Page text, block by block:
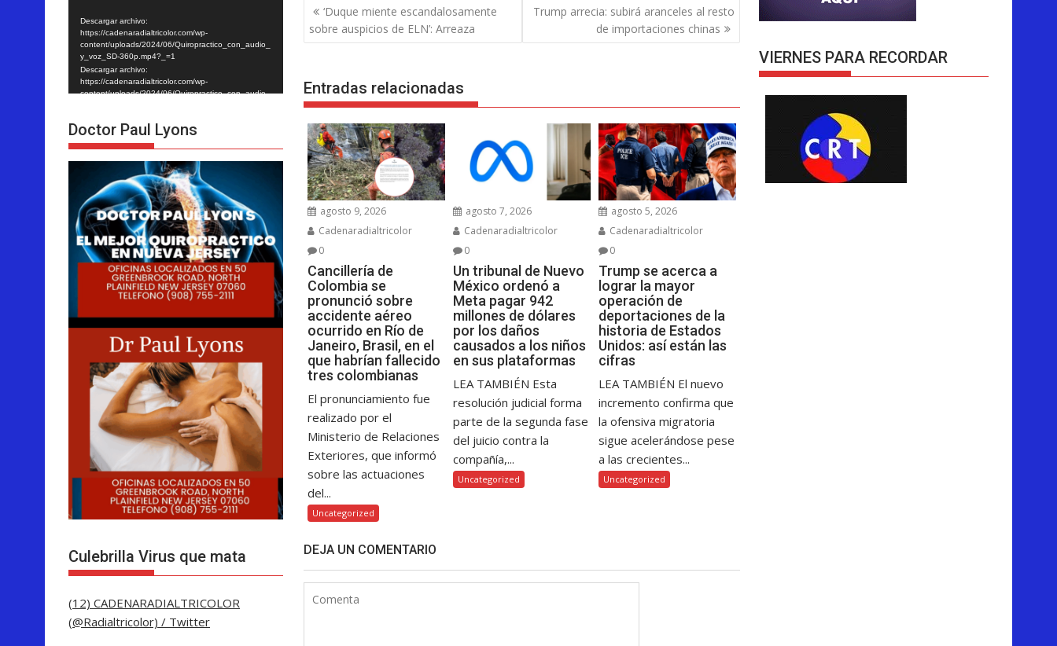
Navegación
de
entradas
‘Duque miente escandalosamente
sobre auspicios de ELN’: Arreaza
Trump arrecia: subirá aranceles al resto
de importaciones chinas
Entradas relacionadas
agosto 9, 2026
Cadenaradialtricolor
0
Cancillería de
Colombia se
pronunció sobre
accidente aéreo
ocurrido en Río de
Janeiro, Brasil, en el
que habrían fallecido
tres colombianas
El pronunciamiento fue
realizado por el
Ministerio de Relaciones
Exteriores, que informó
sobre las actuaciones
del...
Uncategorized
agosto 7, 2026
Cadenaradialtricolor
0
Un tribunal de Nuevo
México ordenó a
Meta pagar 942
millones de dólares
por los daños
causados a los niños
en sus plataformas
LEA TAMBIÉN Esta
resolución judicial forma
parte de la segunda fase
del juicio contra la
compañía,...
Uncategorized
agosto 5, 2026
Cadenaradialtricolor
0
Trump se acerca a
lograr la mayor
operación de
deportaciones de la
historia de Estados
Unidos: así están las
cifras
LEA TAMBIÉN El nuevo
incremento confirma que
la ofensiva migratoria
sigue acelerándose pese
a las crecientes...
Uncategorized
DEJA UN COMENTARIO
vídeo
Descargar archivo:
https://cadenaradialtricolor.com/wp-
content/uploads/2024/06/Quiropractico_con_audio_
y_voz_SD-360p.mp4?_=1
Descargar archivo:
https://cadenaradialtricolor.com/wp-
content/uploads/2024/06/Quiropractico_con_audio_
Doctor Paul Lyons
Culebrilla Virus que mata
(12) CADENARADIALTRICOLOR
(@Radialtricolor) / Twitter
VIERNES PARA RECORDAR